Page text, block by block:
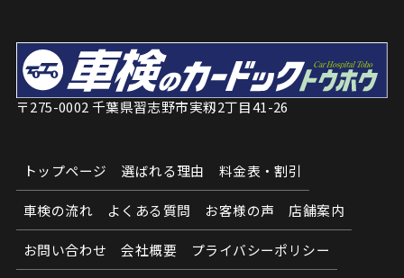
〒275-0002 千葉県習志野市実籾2丁目41-26
トップページ 選ばれる理由 料金表・割引
車検の流れ よくある質問 お客様の声 店舗案内
お問い合わせ 会社概要 プライバシーポリシー